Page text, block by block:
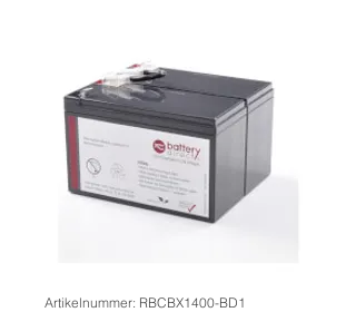
Artikelnummer: RBCBX1400-BD1